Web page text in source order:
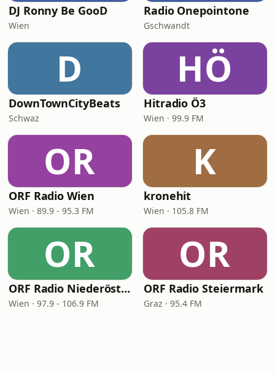
DJ Ronny Be GooD
Wien
Radio Onepointone
Gschwandt
D
DownTownCityBeats
Schwaz
HÖ
Hitradio Ö3
Wien · 99.9 FM
OR
ORF Radio Wien
Wien · 89.9 - 95.3 FM
K
kronehit
Wien · 105.8 FM
OR
ORF Radio Niederösterreich
Wien · 97.9 - 106.9 FM
OR
ORF Radio Steiermark
Graz · 95.4 FM